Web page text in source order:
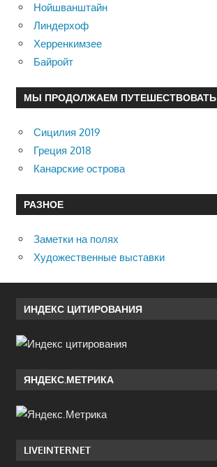
Нойшванштайн
Линдерхоф
Херренкимзее
Байройт
МЫ ПРОДОЛЖАЕМ ПУТЕШЕСТВОВАТЬ
Сицилия 2019
Греция 2018
Канарские острова
РАЗНОЕ
Заметки на полях
Художественные выставки
ИНДЕКС ЦИТИРОВАНИЯ
ЯНДЕКС.МЕТРИКА
LIVEINTERNET